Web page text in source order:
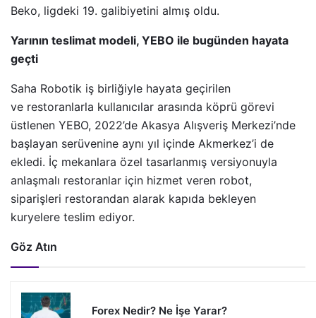
Beko, ligdeki 19. galibiyetini almış oldu.
Yarının teslimat modeli, YEBO ile bugünden hayata
geçti
Saha Robotik iş birliğiyle hayata geçirilen
ve restoranlarla kullanıcılar arasında köprü görevi
üstlenen YEBO, 2022’de Akasya Alışveriş Merkezi’nde
başlayan serüvenine aynı yıl içinde Akmerkez’i de
ekledi. İç mekanlara özel tasarlanmış versiyonuyla
anlaşmalı restoranlar için hizmet veren robot,
siparişleri restorandan alarak kapıda bekleyen
kuryelere teslim ediyor.
Göz Atın
Forex Nedir? Ne İşe Yarar?